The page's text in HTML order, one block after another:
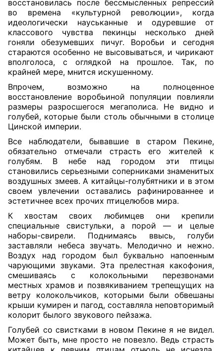
восстановилась после бессмысленных репрессий
во времена «культурной революции», когда
идеологически науськанные и одуревшие от
классового чувства пекинцы несколько дней
гоняли обезумевших пичуг. Воробьи и сегодня
стараются особенно не высовываться, и чирикают
вполголоса, с оглядкой на прошлое. Так, по
крайней мере, мнится искушенному.
Впрочем, возможно на полноценное
восстановление воробьиной популяции повлияли
размеры разросшегося мегаполиса. Не видно и
голубей, которые были столь обычными в столице
Цинской империи.
Все наблюдатели, бывавшие в старом Пекине,
обязательно отмечали страсть его жителей к
голубям. В небе над городом эти птицы
становились серьезными соперниками знаменитых
воздушных змеев. А китайцы-голубятники и в этом
своем увлечении оставались рафинированнее и
эстетичнее всех прочих птицелюбов мира.
К хвостам своих любимцев они крепили
специальные свистульки, а порой — и целые
наборы-свирели. Поднимаясь ввысь, голуби
заставляли небеса звучать. Мелодично и нежно.
Воздух над городом был буквально напоенным
чарующими звуками. Эта прелестная какофония,
смешиваясь с колокольными перезвонами
местных храмов и позвякиванием трепещущих на
ветру колокольчиков, которыми были обвешаны
крыши кумирен и пагод, составляла неповторимый
колорит былого звукового пейзажа.
Голубей со свистками в новом Пекине я не видел.
Может быть, мне просто не повезло. Ведь страсть